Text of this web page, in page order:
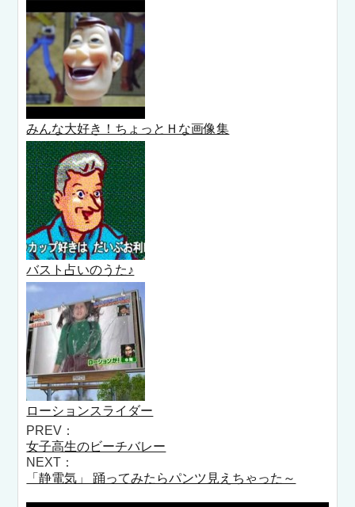
みんな大好き！ちょっとＨな画像集
バスト占いのうた♪
ローションスライダー
PREV：
女子高生のビーチバレー
NEXT：
「静電気」 踊ってみたらパンツ見えちゃった～